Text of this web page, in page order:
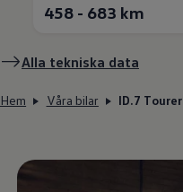
458 - 683 km
Alla tekniska data
Hem Våra bilar ID.7 Tourer